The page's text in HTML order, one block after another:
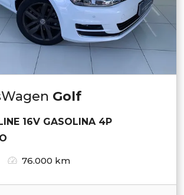
Golf
16V GASOLINA 4P
76.000 km